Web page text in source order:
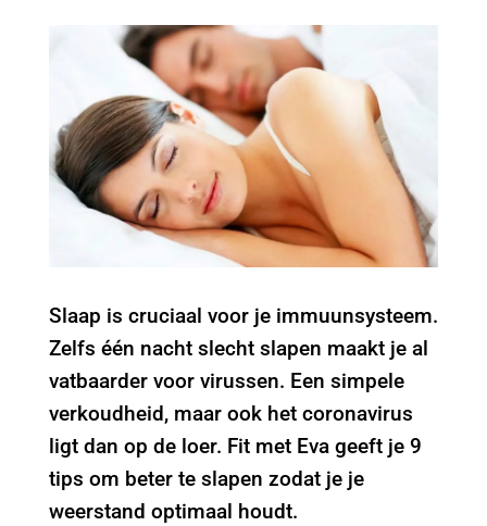
Slaap is cruciaal voor je immuunsysteem.
Zelfs één nacht slecht slapen maakt je al
vatbaarder voor virussen. Een simpele
verkoudheid, maar ook het coronavirus
ligt dan op de loer. Fit met Eva geeft je 9
tips om beter te slapen zodat je je
weerstand optimaal houdt.